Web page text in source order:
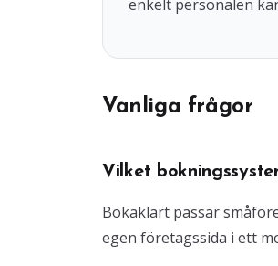
enkelt personalen
Vanliga frågor
Vilket
Bokaklart passar
egen företagssida i ett